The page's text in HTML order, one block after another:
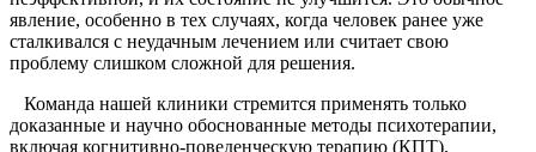
явление, особенно в тех случаях, когда человек ранее уже
сталкивался с неудачным лечением или считает свою
проблему слишком сложной для решения.
Команда нашей клиники стремится применять только
доказанные и научно обоснованные методы психотерапии,
включая когнитивно-поведенческую терапию (КПТ),